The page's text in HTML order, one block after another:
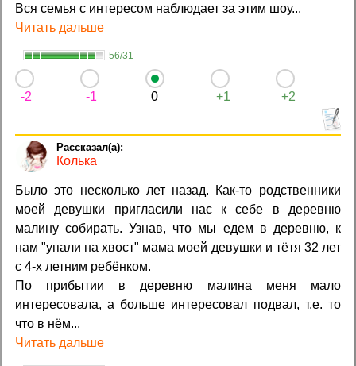
Вся семья с интересом наблюдает за этим шоу...
Читать дальше
56/31
-2 -1 0 +1 +2
Колька
Было это несколько лет назад. Как-то родственники
моей девушки пригласили нас к себе в деревню
малину собирать. Узнав, что мы едем в деревню, к
нам "упали на хвост" мама моей девушки и тётя 32 лет
с 4-х летним ребёнком.
По прибытии в деревню малина меня мало
интересовала, а больше интересовал подвал, т.е. то
что в нём...
Читать дальше